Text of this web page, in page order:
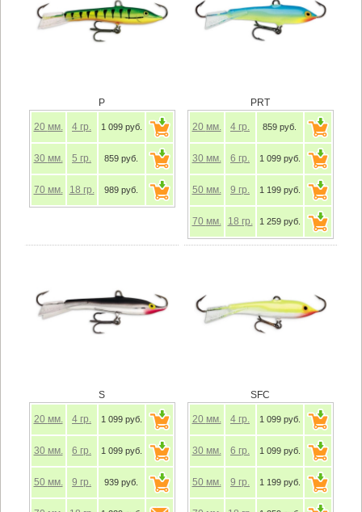
P
20 мм. 4 гр. 1 099 руб.
30 мм. 5 гр. 859 руб.
70 мм. 18 гр. 989 руб.
PRT
20 мм. 4 гр. 859 руб.
30 мм. 6 гр. 1 099 руб.
50 мм. 9 гр. 1 199 руб.
70 мм. 18 гр. 1 259 руб.
S
20 мм. 4 гр. 1 099 руб.
30 мм. 6 гр. 1 099 руб.
50 мм. 9 гр. 939 руб.
SFC
20 мм. 4 гр. 1 099 руб.
30 мм. 6 гр. 1 099 руб.
50 мм. 9 гр. 1 199 руб.